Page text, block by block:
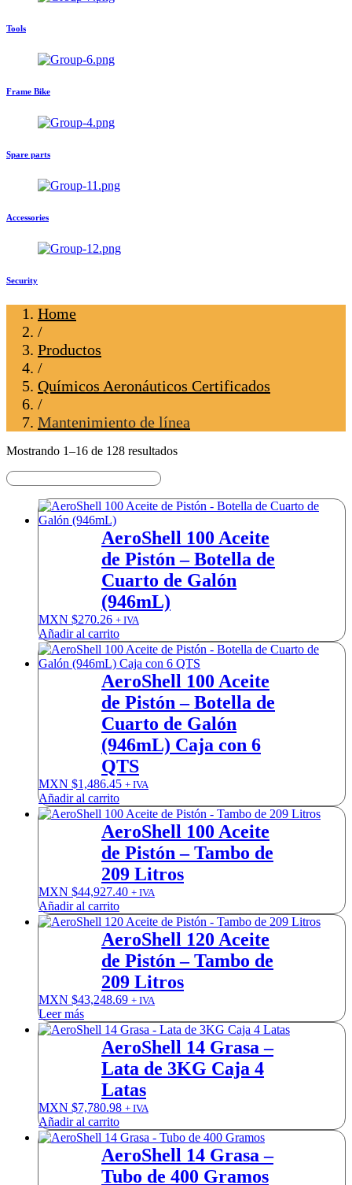
Tools
Frame Bike
Spare parts
Accessories
Security
Home
/
Productos
/
Químicos Aeronáuticos Certificados
/
Mantenimiento de línea
Mostrando 1–16 de 128 resultados
AeroShell 100 Aceite
de Pistón – Botella de
Cuarto de Galón
(946mL)
MXN $270.26 + IVA
Añadir al carrito
AeroShell 100 Aceite
de Pistón – Botella de
Cuarto de Galón
(946mL) Caja con 6
QTS
MXN $1,486.45 + IVA
Añadir al carrito
AeroShell 100 Aceite
de Pistón – Tambo de
209 Litros
MXN $44,927.40 + IVA
Añadir al carrito
AeroShell 120 Aceite
de Pistón – Tambo de
209 Litros
MXN $43,248.69 + IVA
Leer más
AeroShell 14 Grasa –
Lata de 3KG Caja 4
Latas
MXN $7,780.98 + IVA
Añadir al carrito
AeroShell 14 Grasa –
Tubo de 400 Gramos